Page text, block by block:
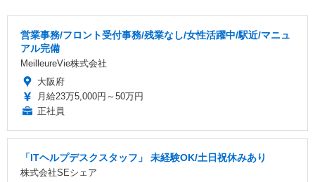
営業事務/フロント受付事務/残業なし/女性活躍中/駅近/マニュ
アル完備
MeilleureVie株式会社
大阪府
月給23万5,000円～50万円
正社員
「ITヘルプデスクスタッフ」 未経験OK/土日祝休みあり
株式会社SEシェア